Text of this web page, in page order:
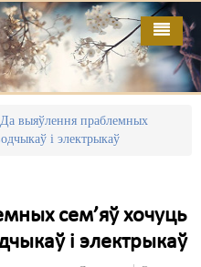
Да выяўлення праблемных
і электрыкаў
сем’яў хочуць
і электрыкаў